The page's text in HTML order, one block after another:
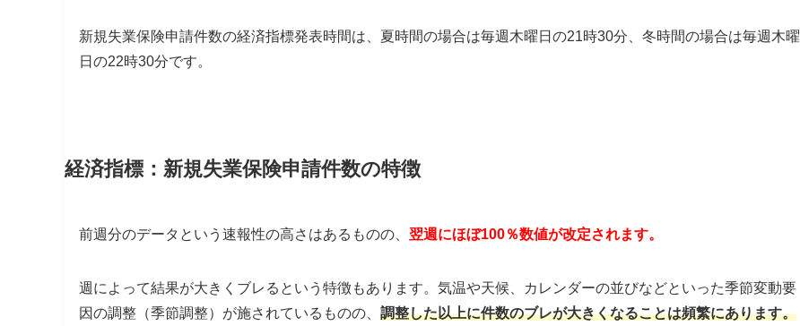
新規失業保険申請件数の経済指標発表時間は、夏時間の場合は毎週木曜日の21時30分、冬時間の場合は毎週木曜
日の22時30分です。
経済指標：新規失業保険申請件数の特徴
前週分のデータという速報性の高さはあるものの、 翌週にほぼ100％数値が改定されます。
週によって結果が大きくブレるという特徴もあります。気温や天候、カレンダーの並びなどといった季節変動要
因の調整（季節調整）が施されているものの、 調整した以上に件数のブレが大きくなることは頻繁にあります。